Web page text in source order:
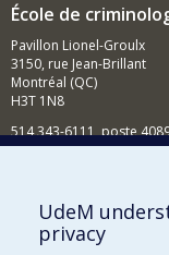
École de
Pavillon Lionel-Groulx
3150, rue Jean-Brillant
Montréal (QC)
H3T 1N8
514 343-6111, poste
Comment soutenir
BESOIN D'AIDE?
UdeM
privacy